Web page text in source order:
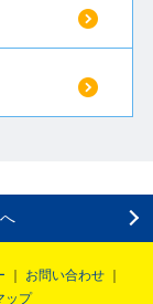
お問い合わせ
ップ